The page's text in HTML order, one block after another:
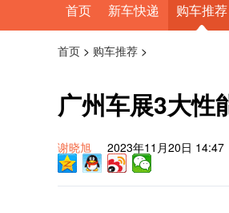
首页 新车快递 购车推荐
首页 > 购车推荐 >
广州车展3大性
谢晓旭 2023年11月20日 14:47